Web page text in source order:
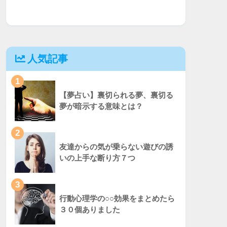
人気記事
1
【夢占い】裏切られる夢、裏切る
夢が暗示する意味とは？
2
友達からの気が乗らない遊びの誘
いの上手な断り方７つ
3
行動心理学の○○効果をまとめたら
３０個ありました